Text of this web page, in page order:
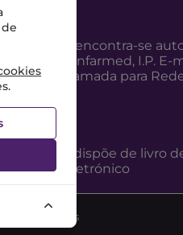
Farmácia encontra-se
pelo Infarmed, I.P. E-
(Chamada para
Farmácia dispõe de livro
eletrónico
reservados